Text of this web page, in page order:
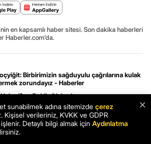
en kapsamlı haber sitesi. Son dakika haberleri
Haberler.com’da.
Birbirimizin sağduyulu çağrılarına kulak
zorundayız - Haberler
HaberSon DakikaHaberler
[Hata Bildir]08.08.2026 09:30:17 #.0.3#
.HCFOK.
×
sunabilmek adına sitemizde çerez
Kişisel verileriniz, KVKK ve GDPR
Detaylı bilgi almak için Aydınlatma